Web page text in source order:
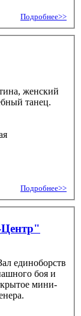
Подробнее>>
женский
танец.
Подробнее>>
единоборств
боя и
мини-